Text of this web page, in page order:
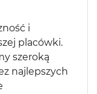
i
placówki.
szeroką
najlepszych